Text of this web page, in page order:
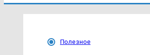
Полезное